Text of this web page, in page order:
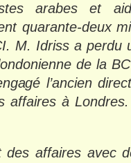
arabes et
quarante-deux
M. Idriss a perdu
de la
l’ancien
affaires à
des affaires avec